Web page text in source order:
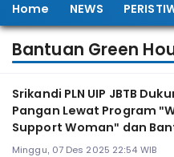
Home NEWS
Bantuan Green
Srikandi PLN UIP JBTB
Pangan Lewat Program
Support Woman" dan
House
Minggu, 07 Des 2025 22:54 WIB